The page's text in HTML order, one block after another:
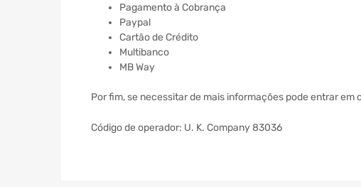
Pagamento à Cobrança
Paypal
Cartão de Crédito
Multibanco
MB Way
Por fim, se necessitar de mais informações pode entrar
Código de operador: U. K. Company 83036